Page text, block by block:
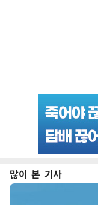
많이 본 기사